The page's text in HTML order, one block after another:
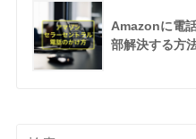
Amazonに電
部解決する方